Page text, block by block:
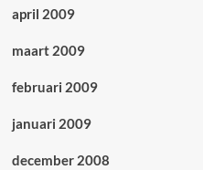
april 2009
maart 2009
februari 2009
januari 2009
december 2008